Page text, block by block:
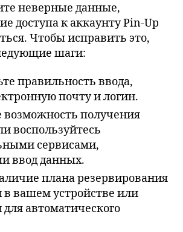
неверные данные,
доступа к аккаунту Pin-Up
Чтобы исправить это,
шаги:
правильность ввода,
почту и логин.
возможность получения
воспользуйтесь
сервисами,
ввод данных.
плана резервирования
вашем устройстве или
автоматического